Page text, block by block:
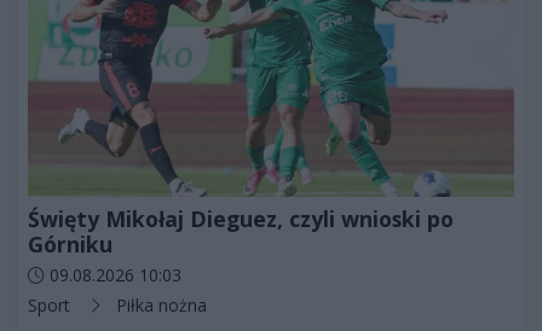
Święty Mikołaj Dieguez, czyli wnioski po
Górniku
Data dodania artykułu:
09.08.2026 10:03
Kategorie artykułu:
Sport Piłka nożna